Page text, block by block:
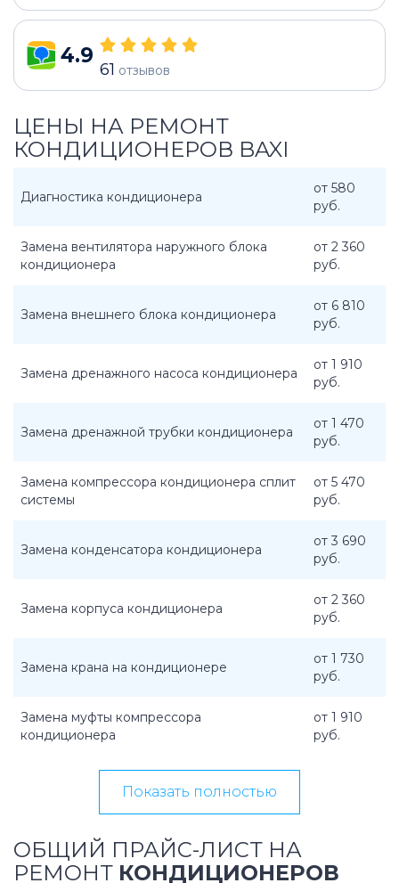
4.9
61 отзывов
ЦЕНЫ НА РЕМОНТ
КОНДИЦИОНЕРОВ BAXI
Диагностика кондиционера
от 580
руб.
Замена вентилятора наружного блока
кондиционера
от 2 360
руб.
Замена внешнего блока кондиционера
от 6 810
руб.
Замена дренажного насоса кондиционера
от 1 910
руб.
Замена дренажной трубки кондиционера
от 1 470
руб.
Замена компрессора кондиционера сплит
системы
от 5 470
руб.
Замена конденсатора кондиционера
от 3 690
руб.
Замена корпуса кондиционера
от 2 360
руб.
Замена крана на кондиционере
от 1 730
руб.
Замена муфты компрессора
кондиционера
от 1 910
руб.
Показать полностью
ОБЩИЙ ПРАЙС-ЛИСТ НА
РЕМОНТ КОНДИЦИОНЕРОВ